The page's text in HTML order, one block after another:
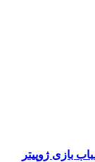
بازی ژوپیتر